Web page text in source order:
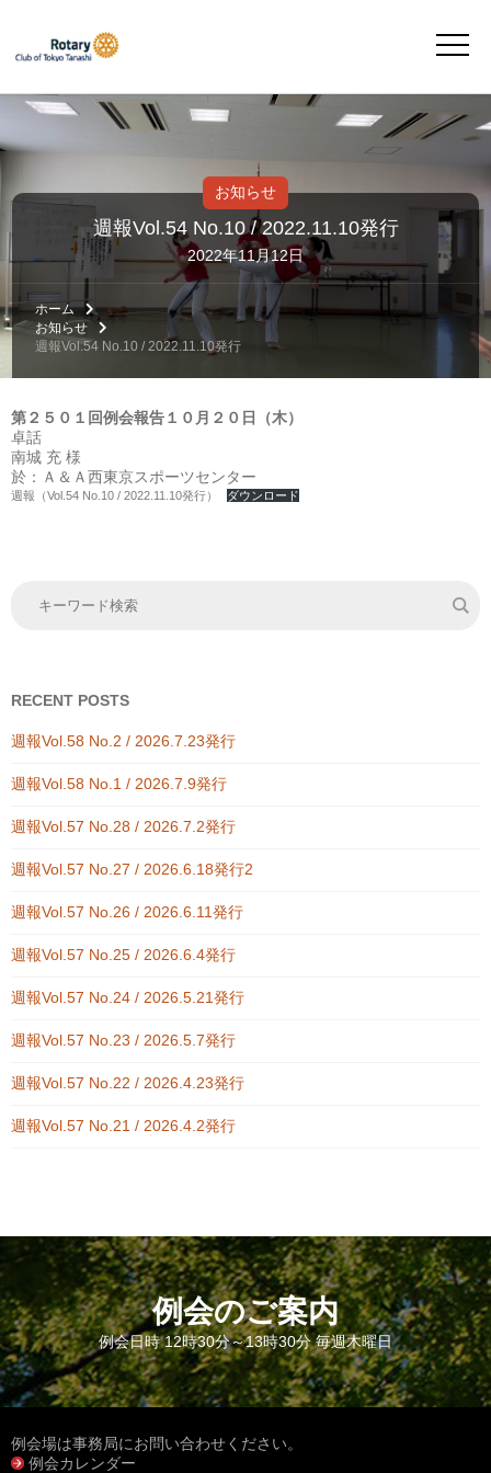
週報Vol.54 No.10 / 2022.11.10発行
お知らせ
2022年11月12日
ホーム
お知らせ
週報Vol.54 No.10 / 2022.11.10発行
第２５０１回例会報告１０月２０日（木）
卓話
南城 充 様
於：Ａ＆Ａ西東京スポーツセンター
週報（Vol.54 No.10 / 2022.11.10発行） ダウンロード
RECENT POSTS
週報Vol.58 No.2 / 2026.7.23発行
週報Vol.58 No.1 / 2026.7.9発行
週報Vol.57 No.28 / 2026.7.2発行
週報Vol.57 No.27 / 2026.6.18発行2
週報Vol.57 No.26 / 2026.6.11発行
週報Vol.57 No.25 / 2026.6.4発行
週報Vol.57 No.24 / 2026.5.21発行
週報Vol.57 No.23 / 2026.5.7発行
週報Vol.57 No.22 / 2026.4.23発行
週報Vol.57 No.21 / 2026.4.2発行
例会のご案内
例会日時 12時30分～13時30分 毎週木曜日
例会場は事務局にお問い合わせください。
例会カレンダー